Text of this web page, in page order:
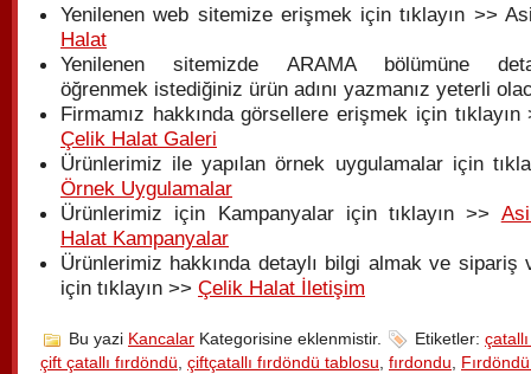
Yenilenen web sitemize erişmek için tıklayın >>
Halat
Yenilenen sitemizde ARAMA bölümüne
öğrenmek istediğiniz ürün adını yazmanız yeterli
Firmamız hakkında görsellere erişmek için tıklayın
Çelik Halat Galeri
Ürünlerimiz ile yapılan örnek uygulamalar için
Örnek Uygulamalar
Ürünlerimiz için Kampanyalar için tıklayın >>
Halat Kampanyalar
Ürünlerimiz hakkında detaylı bilgi almak ve sipariş
için tıklayın >> Çelik Halat İletişim
Bu yazi Kancalar Kategorisine eklenmistir. Etiketler:
çift çatallı fırdöndü, çiftçatallı fırdöndü tablosu, fırdondu,